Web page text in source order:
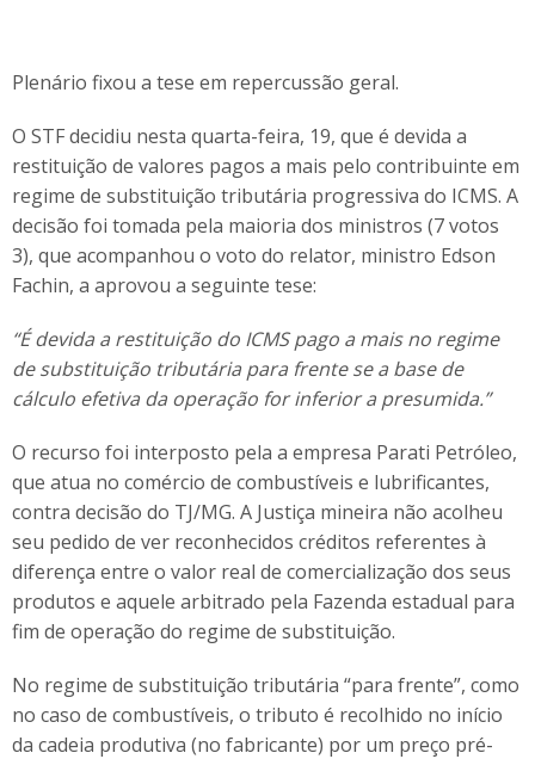
Plenário fixou a tese em repercussão geral.
O STF decidiu nesta quarta-feira, 19, que é devida a
restituição de valores pagos a mais pelo contribuinte em
regime de substituição tributária progressiva do ICMS. A
decisão foi tomada pela maioria dos ministros (7 votos
3), que acompanhou o voto do relator, ministro Edson
Fachin, a aprovou a seguinte tese:
“É devida a restituição do ICMS pago a mais no regime
de substituição tributária para frente se a base de
cálculo efetiva da operação for inferior a presumida.”
O recurso foi interposto pela a empresa Parati Petróleo,
que atua no comércio de combustíveis e lubrificantes,
contra decisão do TJ/MG. A Justiça mineira não acolheu
seu pedido de ver reconhecidos créditos referentes à
diferença entre o valor real de comercialização dos seus
produtos e aquele arbitrado pela Fazenda estadual para
fim de operação do regime de substituição.
No regime de substituição tributária “para frente”, como
no caso de combustíveis, o tributo é recolhido no início
da cadeia produtiva (no fabricante) por um preço pré-